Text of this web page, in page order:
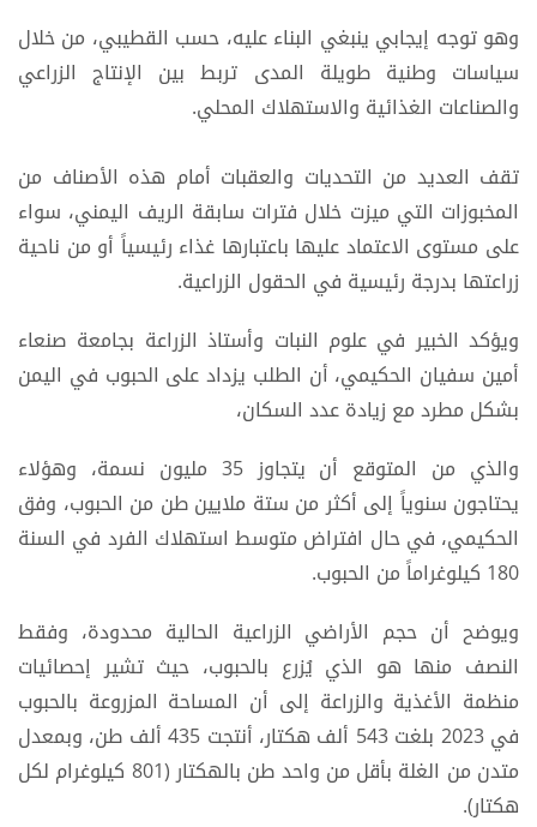
وهو توجه إيجابي ينبغي البناء عليه، حسب القطيبي، من خلال
سياسات وطنية طويلة المدى تربط بين الإنتاج الزراعي
والصناعات الغذائية والاستهلاك المحلي.
تقف العديد من التحديات والعقبات أمام هذه الأصناف من
المخبوزات التي ميزت خلال فترات سابقة الريف اليمني، سواء
على مستوى الاعتماد عليها باعتبارها غذاء رئيسياً أو من ناحية
زراعتها بدرجة رئيسية في الحقول الزراعية.
ويؤكد الخبير في علوم النبات وأستاذ الزراعة بجامعة صنعاء
أمين سفيان الحكيمي، أن الطلب يزداد على الحبوب في اليمن
بشكل مطرد مع زيادة عدد السكان،
والذي من المتوقع أن يتجاوز 35 مليون نسمة، وهؤلاء
يحتاجون سنوياً إلى أكثر من ستة ملايين طن من الحبوب، وفق
الحكيمي، في حال افتراض متوسط استهلاك الفرد في السنة
180 كيلوغراماً من الحبوب.
ويوضح أن حجم الأراضي الزراعية الحالية محدودة، وفقط
النصف منها هو الذي يُزرع بالحبوب، حيث تشير إحصائيات
منظمة الأغذية والزراعة إلى أن المساحة المزروعة بالحبوب
في 2023 بلغت 543 ألف هكتار، أنتجت 435 ألف طن، وبمعدل
متدن من الغلة بأقل من واحد طن بالهكتار (801 كيلوغرام لكل
هكتار).